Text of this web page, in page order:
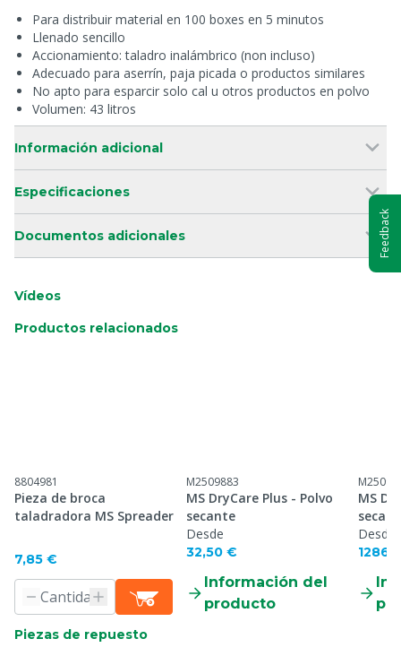
Para distribuir material en 100 boxes en 5 minutos
Llenado sencillo
Accionamiento: taladro inalámbrico (non incluso)
Adecuado para aserrín, paja picada o productos similares
No apto para esparcir solo cal u otros productos en polvo
Volumen: 43 litros
Información adicional
Especificaciones
Documentos adicionales
Vídeos
Productos relacionados
8804981
Pieza de broca
taladradora MS Spreader
7,85 €
M2509883
MS DryCare Plus - Polvo
secante
Desde
32,50 €
Información del
producto
MS
Desde
Piezas de repuesto
Feedback